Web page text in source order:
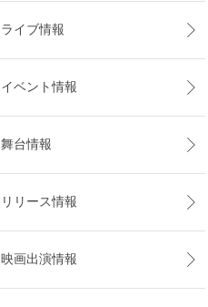
ライブ情報
イベント情報
舞台情報
リリース情報
映画出演情報